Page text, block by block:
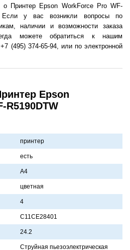
Принтер Epson WorkForce Pro WF-
Если у вас возникли вопросы по
наличии и возможности заказа
можете обратиться к нашим
(495) 374-65-94, или по электронной
Epson
R5190DTW
принтер
есть
A4
цветнaя
4
C11CE28401
24.2
Струйнaя пьезоэлектрическaя